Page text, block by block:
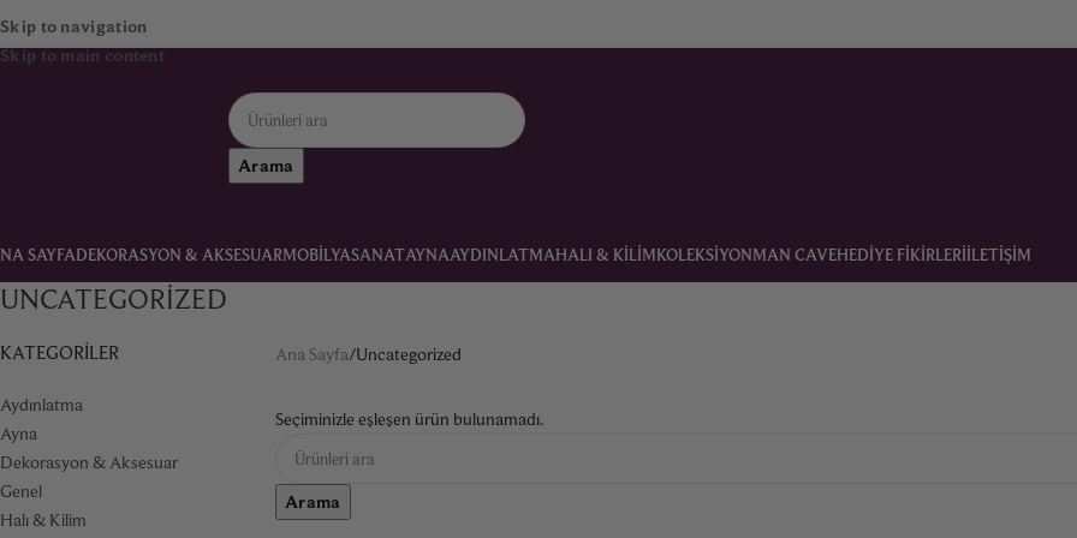
Skip to navigation
Skip to main content
Arama
SAYFADEKORASYON & AKSESUARMOBILYASANATAYNAAYDINLATMAHALI & KILIMKOLEKSIYONMAN CAVEHEDIYE FIKIRLERIİLETIŞIM
UNCATEGORIZED
KATEGORILER
Aydınlatma
Ayna
Dekorasyon & Aksesuar
Genel
Halı & Kilim
Ana Sayfa Uncategorized
Seçiminizle eşleşen ürün bulunamadı.
Arama